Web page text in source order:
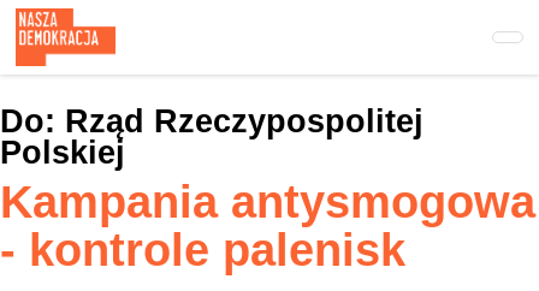
Przejdź
do
treści
głównej
Do: Rząd Rzeczypospolitej
Polskiej
Kampania antysmogowa
- kontrole palenisk